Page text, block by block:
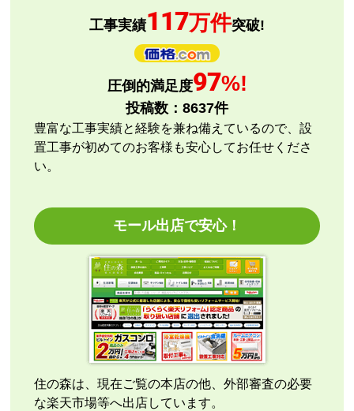
ショップからの連絡や対応は適切でしたか？
予定の期日までに商品が届きましたか？
商品の梱包は必要十分なものでしたか？
またこのショップを利用したいですか？
いいえ
時期】2026年07月頃
商品購入から入金連絡、工事日の指定、決定、商品の
到着等はスムーズでした。
価格は再安値に近かったので住の森で注文しました
が、工事費が他のところより高く設定されていていま
総額的には高くなってしまったので、エアコンに限ら
ずこちらの会社からのリピはありません。
それと商品欄にもう少し細かく工事費の内訳を書いた
方がいいと思いました。
工事実績117万件突破!
圧倒的満足度97%!
投稿数： 8637件
豊富な工事実績と経験を兼ね備えているので、設
置工事が初めてのお客様も安心してお任せくださ
い。
モール出店で安心！
住の森は、現在ご覧の本店の他、外部審査の必要
な楽天市場等へ出店しています。